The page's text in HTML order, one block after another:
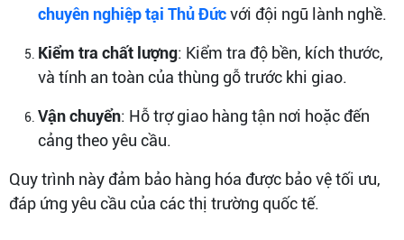
chuyên nghiệp tại Thủ Đứcvới đội ngũ lành nghề.
Kiểm tra chất lượng: Kiểm tra độ bền, kích thước,
và tính an toàn của thùng gỗ trước khi giao.
Vận chuyển: Hỗ trợ giao hàng tận nơi hoặc đến
cảng theo yêu cầu.
Quy trình này đảm bảo hàng hóa được bảo vệ tối ưu,
đáp ứng yêu cầu của các thị trường quốc tế.